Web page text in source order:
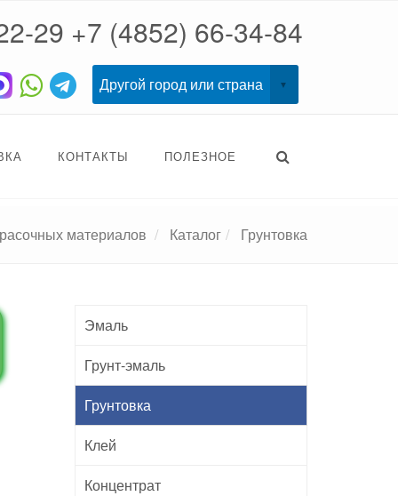
29 +7 (4852) 66-34-84
КОНТАКТЫ ПОЛЕЗНОЕ
материалов Каталог Грунтовка
Эмаль
Грунт-эмаль
Грунтовка
Клей
Концентрат